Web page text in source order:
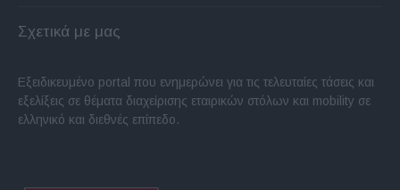
Σχετικά με μας
Εξειδικευμένο portal που ενημερώνει για τις τελευταίες τάσεις και
εξελίξεις σε θέματα διαχείρισης εταιρικών στόλων και mobility σε
ελληνικό και διεθνές επίπεδο.